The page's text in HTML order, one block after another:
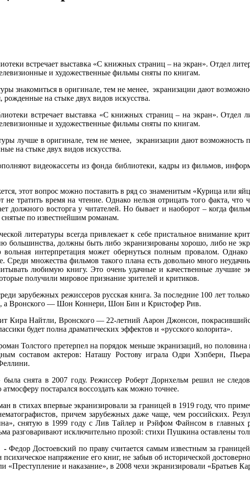
встречает выставка «С книжных страниц – на экран». Отдел
и художественные фильмы сняты по книгам.
знакомиться в оригинале, тем не менее, экранизации дают
на стыке двух видов искусства.
встречает выставка «С книжных страниц – на экран». Отдел
и художественные фильмы сняты по книгам.
лучше в оригинале, тем не менее, экранизации дают
на стыке двух видов искусства.
видеокассеты из фонда библиотеки, кадры из фильмов,
этот вопрос можно поставить в ряд со знаменитым «Курица или
тратить время на чтение. Однако нельзя отрицать того факта, что
должного восторга у читателей. Но бывает и наоборот – когда
по известнейшим романам.
литературы всегда привлекает к себе пристальное внимание
должны быть либо экранизированы хорошо, либо не
вольная интерпретация может обернуться полным провалом.
Среди множества фильмов такого плана есть довольно много
любимую книгу. Это очень удачные и качественные лучшие
получили мировое признание зрителей и критиков.
зарубежных режиссеров русская книга. За последние 100 лет
а Вронского — Шон Коннери, Шон Бин и Кристофер Рив.
Кира Найтли, Вронского — 22-летний Аарон Джонсон,
будет полна драматических эффектов и «русского колорита».
Толстого претерпел на порядок меньше экранизаций, но
составом актеров: Наташу Ростову играла Одри Хэпберн,
снята в 2007 году. Режиссер Роберт Дорнхельм решил не
постарался воссоздать как можно точнее.
в стихах впервые экранизировали за границей в 1919 году, что
причем зарубежных даже чаще, чем российских.
снятую в 1999 году с Лив Тайлер и Рэйфом Файнсом в главных
разговаривают исключительно прозой: стихи Пушкина оставлены
-Федор Достоевский по праву считается самым известным за
напряжение его книг, не забыв об исторической
«Преступление и наказание», в 2008 чехи экранизировали «Братьев